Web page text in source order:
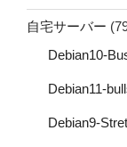
自宅サーバー
Debian10-
Debian11-
Debian9-